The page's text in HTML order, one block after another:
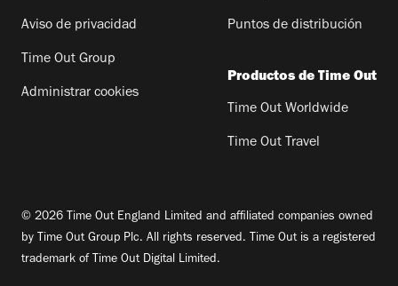
Aviso de privacidad
Time Out Group
Administrar cookies
Puntos de distribución
Productos de Time Out
Time Out Worldwide
Time Out Travel
© 2026 Time Out England Limited and affiliated companies owned
by Time Out Group Plc. All rights reserved. Time Out is a registered
trademark of Time Out Digital Limited.